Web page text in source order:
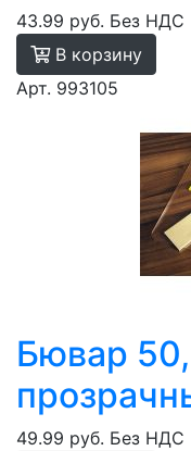
43.99 руб. Без НДС
В корзину
Арт. 993105
Бювар
49.99 руб. Без НДС